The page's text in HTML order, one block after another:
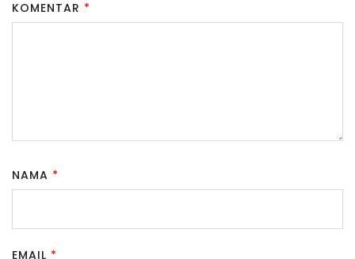
KOMENTAR *
NAMA *
EMAIL *